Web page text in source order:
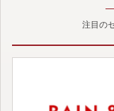
注目の